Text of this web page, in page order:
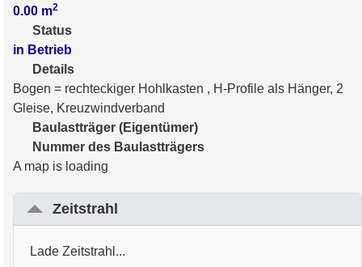
0.00 m2
Status
in Betrieb
Details
Bogen = rechteckiger Hohlkasten , H-Profile als Hänger, 2
Gleise, Kreuzwindverband
Baulastträger (Eigentümer)
Nummer des Baulastträgers
A map is loading
Zeitstrahl
Lade Zeitstrahl...